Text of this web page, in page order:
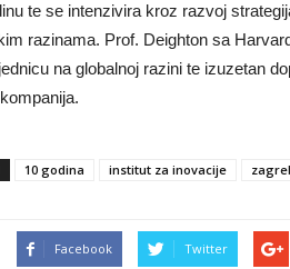
te se intenzivira kroz razvoj
razinama. Prof. Deighton sa
na globalnoj razini te izuzetan
10 godina institut za inovacije
Facebook Twitter